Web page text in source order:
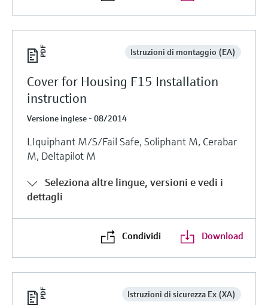
Istruzioni di montaggio (EA)
Cover for Housing F15 Installation
instruction
Versione inglese - 08/2014
LIquiphant M/S/Fail Safe, Soliphant M, Cerabar
M, Deltapilot M
Seleziona altre lingue, versioni e vedi i
dettagli
Condividi Download
Istruzioni di sicurezza Ex (XA)